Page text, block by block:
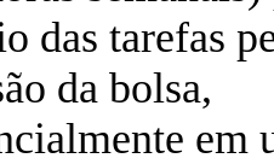
das tarefas
da bolsa,
em